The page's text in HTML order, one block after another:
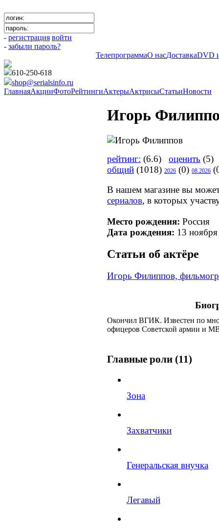
- регистрация войти
- забыли пароль?
ТелепрограммаО насДоставкаDVD
610-250-618
shop@serialsinfo.ru
ГлавнаяАкцииФотоРейтингиАктерыАктрисыСтатьиНовости
Игорь
рейтинг: (6.6) оценить (5)
общий (1018) 2026 (0) 08.2026
В нашем магазине вы
сериалов, в которых
Место рождения: Россия
Дата рождения: 13
Cтатьи об актёре
Игорь Филиппов,
Окончил ВГИК. Известен по
офицеров Советской армии и
Главные роли (11)
Зона
Захватчики
Генеральская внучка
Легавый